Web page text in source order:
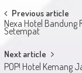
Post
navigation
Previous article
Nexa Hotel Bandung
Setempat
Next article
POP! Hotel Kemang